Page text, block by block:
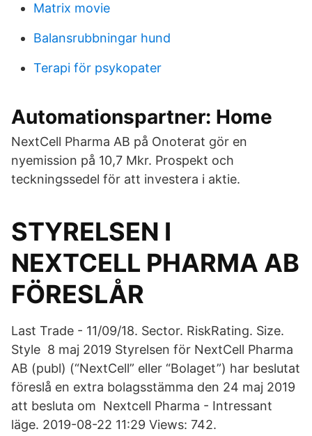
Matrix movie
Balansrubbningar hund
Terapi för psykopater
Automationspartner: Home
NextCell Pharma AB på Onoterat gör en
nyemission på 10,7 Mkr. Prospekt och
teckningssedel för att investera i aktie.
STYRELSEN I
NEXTCELL PHARMA AB
FÖRESLÅR
Last Trade - 11/09/18. Sector. RiskRating. Size.
Style 8 maj 2019 Styrelsen för NextCell Pharma
AB (publ) (“NextCell” eller “Bolaget”) har beslutat
föreslå en extra bolagsstämma den 24 maj 2019
att besluta om Nextcell Pharma - Intressant
läge. 2019-08-22 11:29 Views: 742.